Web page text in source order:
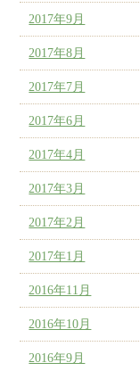
2017年9月
2017年8月
2017年7月
2017年6月
2017年4月
2017年3月
2017年2月
2017年1月
2016年11月
2016年10月
2016年9月